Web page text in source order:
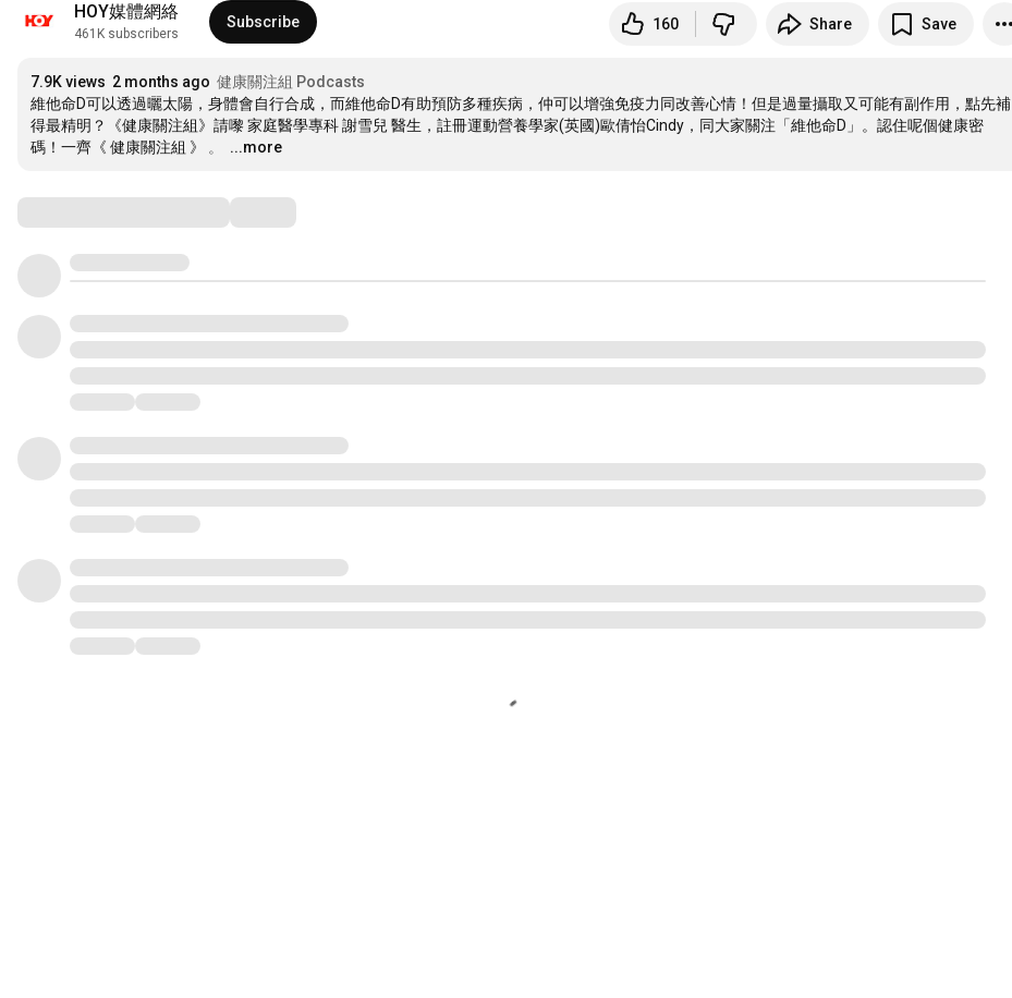
HOY媒體網絡
461K subscribers
Subscribe 160 Share Save
7.9K views 2 months ago 健康關注組 Podcasts
維他命D可以透過曬太陽，身體會自行合成，而維他命D有助預防多種疾病，仲可以增強免疫力同改善心情！但是過量攝取又可能有副作用，點先補
得最精明？《健康關注組》請嚟 家庭醫學專科 謝雪兒 醫生，註冊運動營養學家(英國)歐倩怡Cindy，同大家關注「維他命D」。認住呢個健康密
碼！一齊《 健康關注組 》 。
…
...more